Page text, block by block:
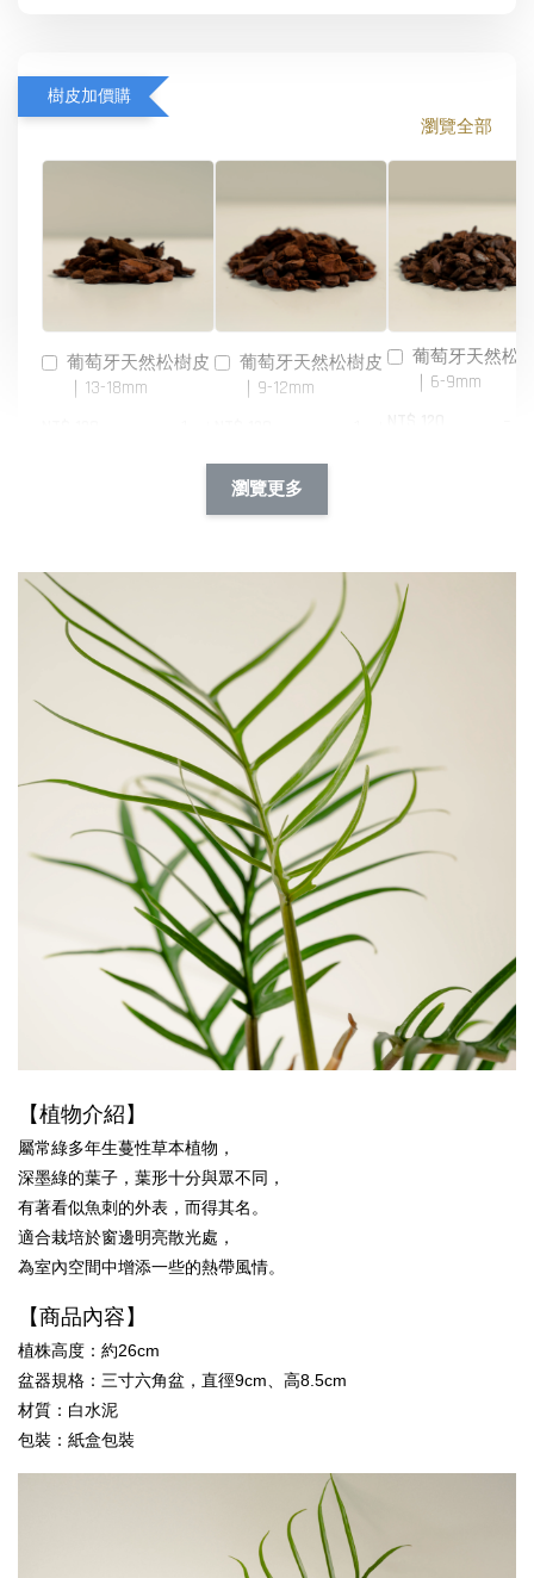
樹皮加價購
瀏覽全部
葡萄牙天然松樹皮
｜13-18mm
葡萄牙天然松樹皮
｜9-12mm
葡萄牙天然松
｜6-9mm
介質加價購
福所栽特製通用介
質
- +
福所栽特製草花專
用介質
NT$ 140
NT$ 160
NT$ 140
NT$ 160
-
瀏覽更多
【植物介紹】
屬常綠多年生蔓性草本植物，
深墨綠的葉子，葉形十分與眾不同，
有著看似魚刺的外表，而得其名。
適合栽培於窗邊明亮散光處，
為室內空間中增添一些的熱帶風情。
【商品內容】
植株高度：約26cm
盆器規格：三寸六角盆，直徑9cm、高8.5cm
材質：白水泥
包裝：紙盒包裝